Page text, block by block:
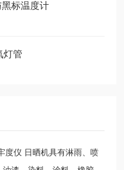
标温度计
灯管
仪 日晒机具有淋雨、喷